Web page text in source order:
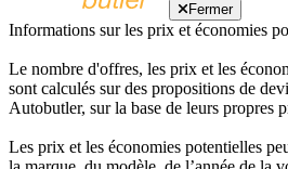
Fermer
Informations sur les prix et économies
Le nombre d'offres, les prix et les
sont calculés sur des propositions de
Autobutler, sur la base de leurs propres
Les prix et les économies potentielles